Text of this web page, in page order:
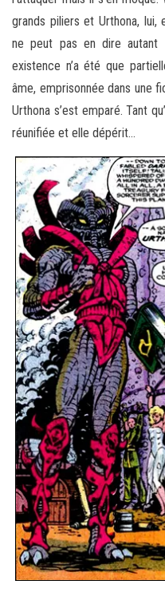
grands piliers et Urthona, lui,
ne peut pas en dire autant
existence n’a été que
âme, emprisonnée dans une
Urthona s’est emparé. Tant
réunifiée et elle dépérit…